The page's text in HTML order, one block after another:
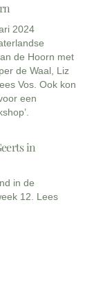
2024
de Hoorn met
de Waal, Liz
Vos. Ook kon
een
in
in de
12. Lees